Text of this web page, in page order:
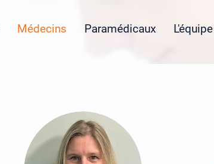
Médecins Paramédicaux L'équipe